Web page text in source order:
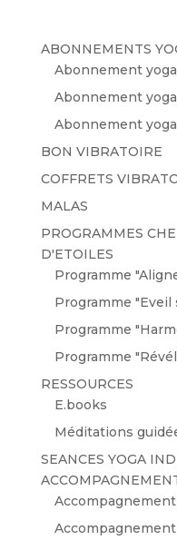
ABONNEMENTS
Abonnement
Abonnement yoga
Abonnement
BON VIBRATOIRE
COFFRETS
MALAS
PROGRAMMES
D'ETOILES
Programme
Programme "Eveil
Programme
Programme
RESSOURCES
E.books
Méditations
SEANCES YOGA